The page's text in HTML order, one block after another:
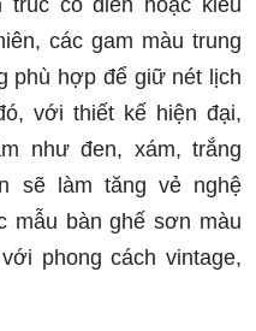
trúc cổ điển hoặc kiểu
các gam màu trung
phù hợp để giữ nét lịch
với thiết kế hiện đại,
như đen, xám, trắng
sẽ làm tăng vẻ nghệ
mẫu bàn ghế sơn màu
phong cách vintage,